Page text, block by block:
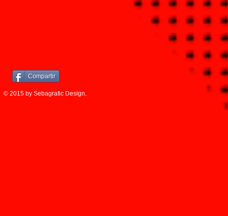
Compartir
© 2015 by Sebagrafic Design.